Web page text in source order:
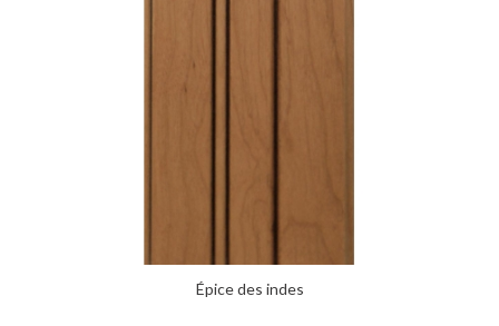
Épice des indes